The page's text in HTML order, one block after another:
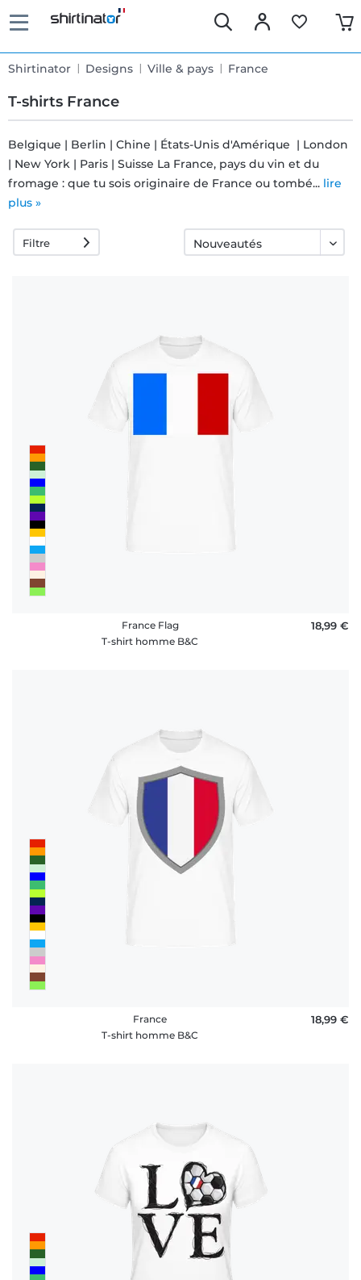
Shirtinator Designs Ville & pays France
T-shirts France
Livraison
Échange
Belgique | Berlin | Chine | États-Unis d'Amérique | London
| New York | Paris | Suisse La France, pays du vin et du
fromage : que tu sois originaire de France ou tombé... lire
plus »
Filtre
France Flag
T-shirt homme B&C
18,99 €
France
T-shirt homme B&C
18,99 €